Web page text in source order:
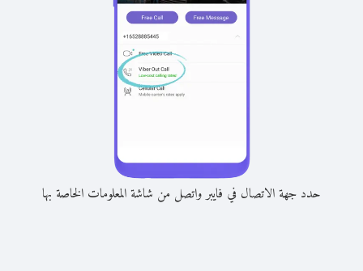
حدد جهة الاتصال في فايبر واتصل من شاشة المعلومات الخاصة بها